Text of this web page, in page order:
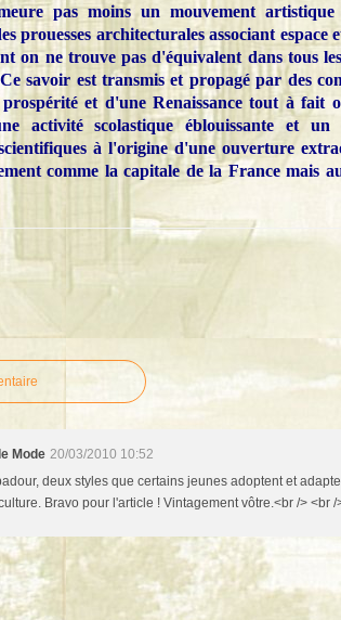
pas moins un mouvement
prouesses architecturales associant espace
on ne trouve pas d'équivalent dans tous
savoir est transmis et propagé par des
et d'une Renaissance tout à fait
activité scolastique éblouissante et un
à l'origine d'une ouverture
comme la capitale de la France mais
Mode 20/03/2010 10:52
deux styles que certains jeunes adoptent et
Bravo pour l'article ! Vintagement vôtre.<br /> <br /